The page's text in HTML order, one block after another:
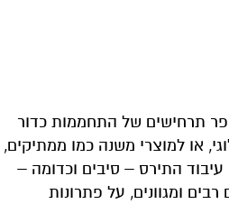
תרחישים של התחממות כדור
או למוצרי משנה כמו ממתיקים,
עיבוד התירס – סיבים וכדומה –
ומגוונים, על פתרונות